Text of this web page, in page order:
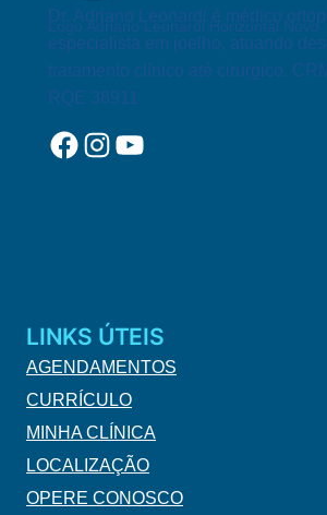
Logo Adriano Leonardi Horizontal Novo
Dr. Adriano Leonardi é médico
especialista em joelho, atuando
tratamento clínico até cirurgico.
RQE 38911
Facebook
Instagram
YouTube
LINKS ÚTEIS
AGENDAMENTOS
CURRÍCULO
MINHA CLÍNICA
LOCALIZAÇÃO
OPERE CONOSCO